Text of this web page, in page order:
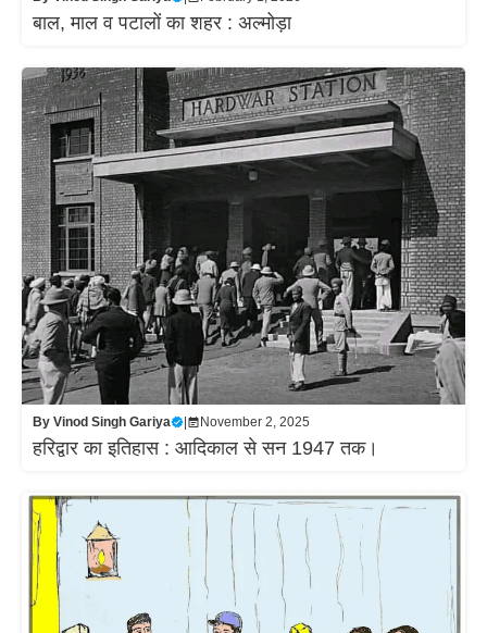
बाल, माल व पटालों का शहर : अल्मोड़ा
By Vinod Singh Gariya | November 2, 2025
हरिद्वार का इतिहास : आदिकाल से सन 1947 तक।